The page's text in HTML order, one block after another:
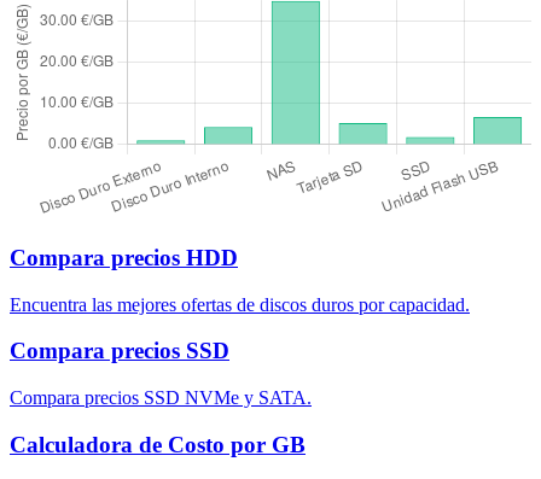
Compara precios HDD
Encuentra las mejores ofertas de discos duros por capacidad.
Compara precios SSD
Compara precios SSD NVMe y SATA.
Calculadora de Costo por GB